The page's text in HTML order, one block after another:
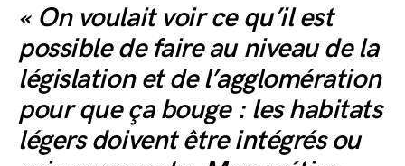
« On voulait voir ce qu’il est
possible de faire au niveau de la
législation et de l’agglomération
pour que ça bouge : les habitats
légers doivent être intégrés ou